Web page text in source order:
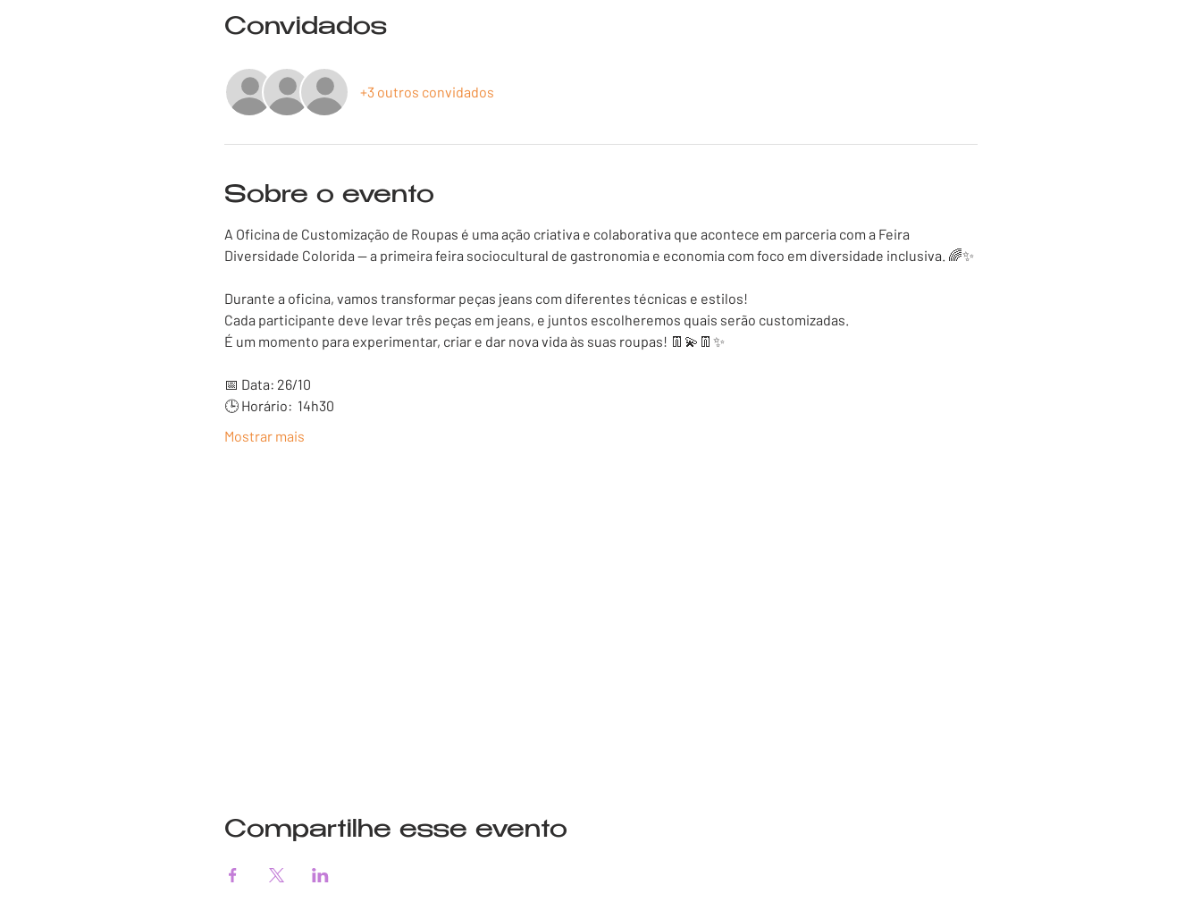
Convidados
+3 outros convidados
Sobre o evento
A Oficina de Customização de Roupas é uma ação criativa e colaborativa que acontece em parceria com a Feira
Diversidade Colorida — a primeira feira sociocultural de gastronomia e economia com foco em diversidade inclusiva. 🌈✨
Durante a oficina, vamos transformar peças jeans com diferentes técnicas e estilos!
Cada participante deve levar três peças em jeans, e juntos escolheremos quais serão customizadas.
É um momento para experimentar, criar e dar nova vida às suas roupas! 👖💫👖✨
📅 Data: 26/10
🕒 Horário:  14h30
Mostrar mais
Compartilhe esse evento